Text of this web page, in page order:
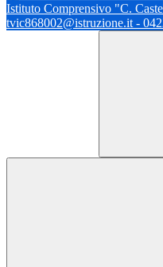
Istituto Comprensivo "C.
tvic868002@istruzione.it -